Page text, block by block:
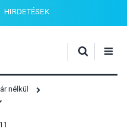
HIRDETÉSEK
nélkül